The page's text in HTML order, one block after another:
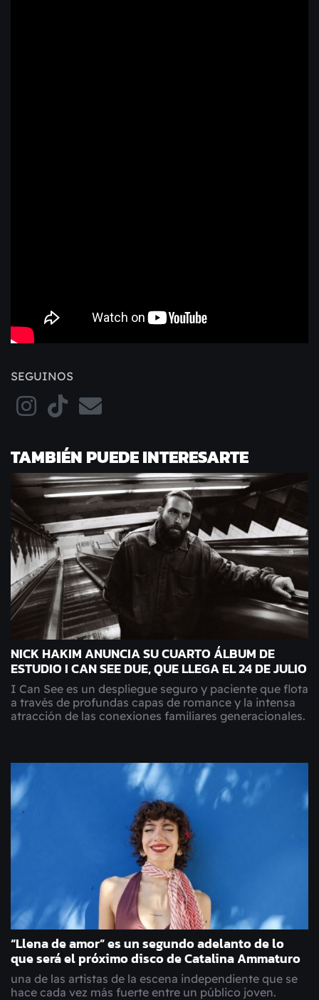
SEGUINOS
TAMBIÉN PUEDE INTERESARTE
NICK HAKIM ANUNCIA SU CUARTO ÁLBUM DE
ESTUDIO I CAN SEE DUE, QUE LLEGA EL 24 DE JULIO
I Can See es un despliegue seguro y paciente que flota
a través de profundas capas de romance y la intensa
atracción de las conexiones familiares generacionales.
“Llena de amor” es un segundo adelanto de lo
que será el próximo disco de Catalina Ammaturo
una de las artistas de la escena independiente que se
hace cada vez más fuerte entre un público joven.